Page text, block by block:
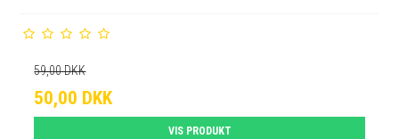
59,00 DKK
50,00 DKK
VIS PRODUKT